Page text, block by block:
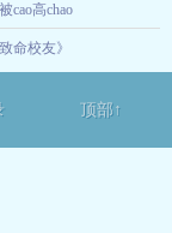
cao高chao
命校友》
顶部↑